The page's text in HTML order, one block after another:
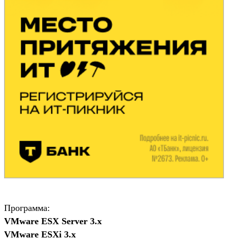
Программа:
VMware ESX Server 3.x
VMware ESXi 3.x